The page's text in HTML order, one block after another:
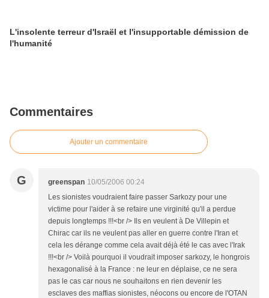
L'insolente terreur d'Israël et l'insupportable démission de
l'humanité
Commentaires
Ajouter un commentaire
G greenspan 10/05/2006 00:24
Les sionistes voudraient faire passer Sarkozy pour une
victime pour l'aider à se refaire une virginité qu'il a perdue
depuis longtemps !!!<br /> Ils en veulent à De Villepin et
Chirac car ils ne veulent pas aller en guerre contre l'Iran et
cela les dérange comme cela avait déjà été le cas avec l'Irak
!!!<br /> Voilà pourquoi il voudrait imposer sarkozy, le hongrois
hexagonalisé à la France : ne leur en déplaise, ce ne sera
pas le cas car nous ne souhaitons en rien devenir les
esclaves des maffias sionistes, néocons ou encore de l'OTAN